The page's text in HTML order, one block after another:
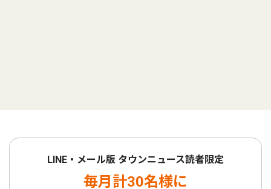
LINE・メール版 タウンニュース読者限定
毎月計30名様に